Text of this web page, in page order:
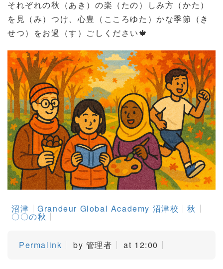
それぞれの秋（あき）の楽（たの）しみ方（かた）
を見（み）つけ、心豊（こころゆた）かな季節（き
せつ）をお過（す）ごしください 🍁
沼津 Grandeur Global Academy 沼津校 秋
〇〇の秋
Permalink by 管理者 at 12:00